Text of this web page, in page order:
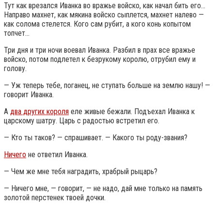
Тут как врезался Иванка во вражье войско, как начал бить его…
Направо махнет, как мякина войско сыплется, махнет налево —
как солома стелется. Кого сам рубит, а кого конь копытом
топчет…
Три дня и три ночи воевал Иванка. Разбил в прах все вражье
войско, потом подлетел к безрукому королю, отрубил ему и
голову.
— Уж теперь тебе, поганец, не ступать больше на землю нашу! —
говорит Иванка.
А два других короля еле живые бежали. Подъехал Иванка к
царскому шатру. Царь с радостью встретил его.
— Кто ты таков? — спрашивает. — Какого ты роду-звания?
Ничего не ответил Иванка.
— Чем же мне тебя наградить, храбрый рыцарь?
— Ничего мне, — говорит, — не надо, дай мне только на память
золотой перстенек твоей дочки.